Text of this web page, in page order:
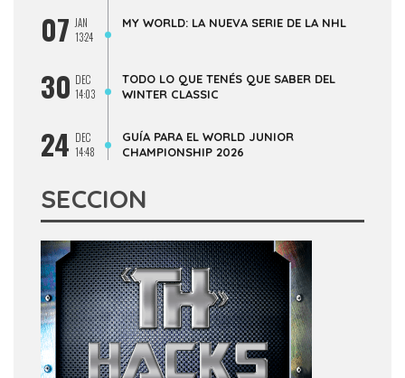
07 JAN
13:24
MY WORLD: LA NUEVA SERIE DE LA NHL
30 DEC
14:03
TODO LO QUE TENÉS QUE SABER DEL
WINTER CLASSIC
24 DEC
14:48
GUÍA PARA EL WORLD JUNIOR
CHAMPIONSHIP 2026
SECCION